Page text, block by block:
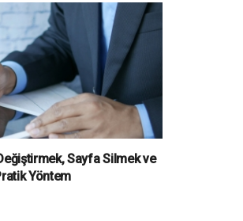
Sayfa Silmek ve
Yöntem